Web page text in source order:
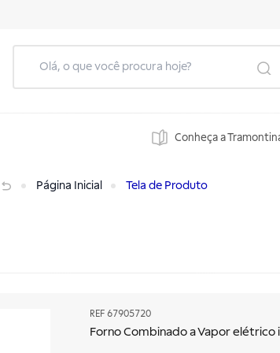
Conheça a
Página Inicial Tela de Produto
REF 67905720
Forno Combinado a Vapor elétrico